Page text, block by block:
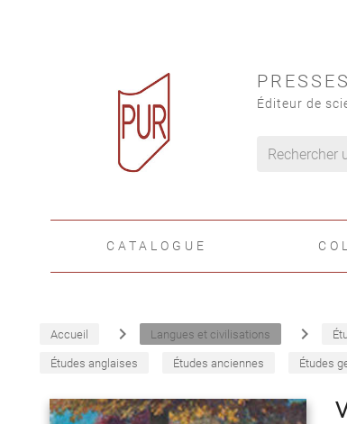
Éditeur de
CATALOGUE
Accueil navigate_next Langues et civilisations navigate_next
Études anglaises Études anciennes Études